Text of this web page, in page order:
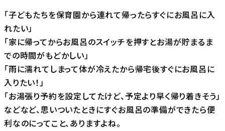
「子どもたちを保育園から連れて帰ったらすぐにお風呂に入
れたい」
「家に帰ってからお風呂のスイッチを押すとお湯が貯まるま
での時間がもどかしい」
「雨に濡れてしまって体が冷えたから帰宅後すぐにお風呂に
入りたい！」
「お湯張り予約を設定してたけど、予定より早く帰り着きそう」
などなど、思いついたときにすぐお風呂の準備ができたら便
利なのにってこと、ありますよね。